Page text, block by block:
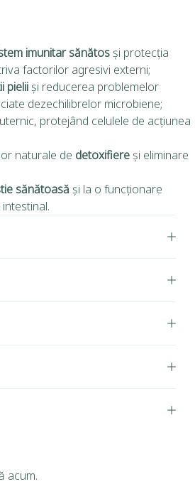
imunitar sănătosși protecția
factorilor agresivi externi;
pieliiși reducerea problemelor
dezechilibrelor microbiene;
protejând celulele de acțiunea
naturale de detoxifiereși eliminare
sănătoasă și la o funcționare
acum.